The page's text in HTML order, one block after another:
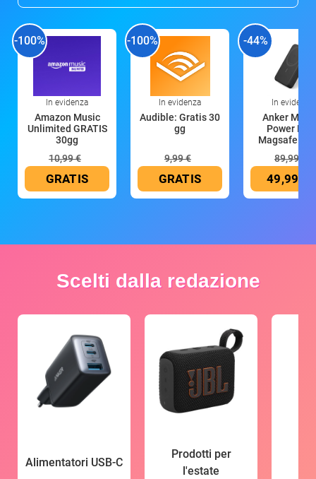
-100%
In evidenza
Amazon Music
Unlimited GRATIS
30gg
10,99 €
GRATIS
-100%
In evidenza
Audible: Gratis 30
gg
9,99 €
GRATIS
-44%
In evidenza
Anker
Power
Magsafe
89,99 €
49,99 €
Scelti dalla redazione
Alimentatori USB-C
Prodotti per
l'estate